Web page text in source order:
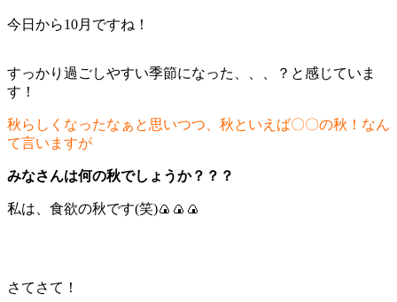
今日から10月ですね！
すっかり過ごしやすい季節になった、、、？と感じていま
す！
秋らしくなったなぁと思いつつ、秋といえば〇〇の秋！なん
て言いますが
みなさんは何の秋でしょうか？？？
私は、食欲の秋です(笑)🍙🍙🍙
さてさて！